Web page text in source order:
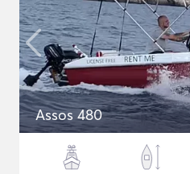
Assos 480